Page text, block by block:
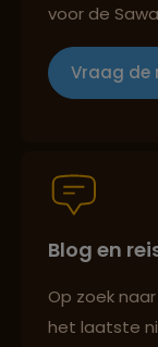
Reizen
voor de
Vraag de
Blog en
Op zoek
het laatste